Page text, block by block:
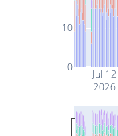
Jul 12
2026
0
10